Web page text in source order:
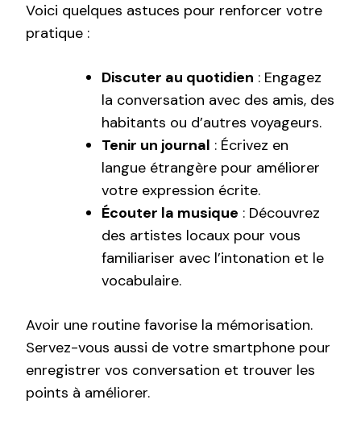
Voici quelques astuces pour renforcer votre
pratique :
Discuter au quotidien : Engagez
la conversation avec des amis, des
habitants ou d’autres voyageurs.
Tenir un journal : Écrivez en
langue étrangère pour améliorer
votre expression écrite.
Écouter la musique : Découvrez
des artistes locaux pour vous
familiariser avec l’intonation et le
vocabulaire.
Avoir une routine favorise la mémorisation.
Servez-vous aussi de votre smartphone pour
enregistrer vos conversation et trouver les
points à améliorer.